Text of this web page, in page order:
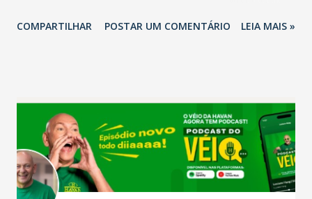
relação ao último trimestre deste ano, 56% também
confraternizações de fim de ano e pelo pagamento do 13º
Salário para um número maior de trabalhadores, já que o
país tem a menor taxa de desemprego dos anos recentes.
Ainda segundo a Pesquisa, em novembro de 2025, 40% dos
bares e restaurantes operaram com lucro e outros 40%
COMPARTILHAR POSTAR UM COMENTÁRIO LEIA MAIS »